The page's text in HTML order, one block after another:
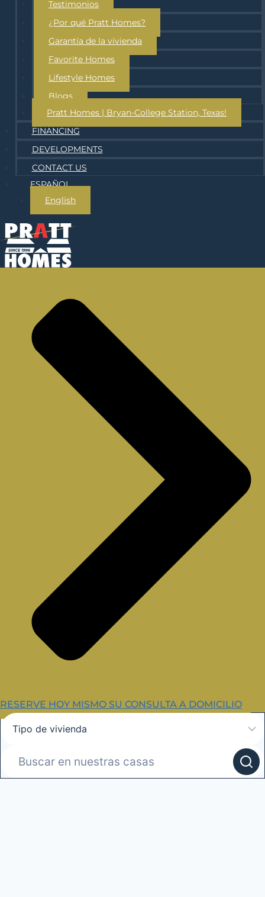
Testimonios
¿Por qué Pratt Homes?
Garantía de la vivienda
Favorite Homes
Lifestyle Homes
Blogs
Pratt Homes | Bryan-College Station, Texas!
FINANCING
DEVELOPMENTS
CONTACT US
ESPAÑOL
English
RESERVE HOY MISMO SU CONSULTA A DOMICILIO